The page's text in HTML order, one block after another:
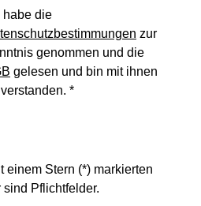
habe die
zur
genommen und die
gelesen und bin mit ihnen
*
einem Stern (*) markierten
sind Pflichtfelder.